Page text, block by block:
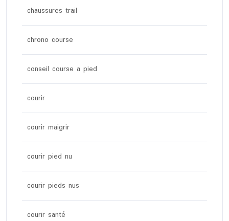
chaussures trail
chrono course
conseil course a pied
courir
courir maigrir
courir pied nu
courir pieds nus
courir santé